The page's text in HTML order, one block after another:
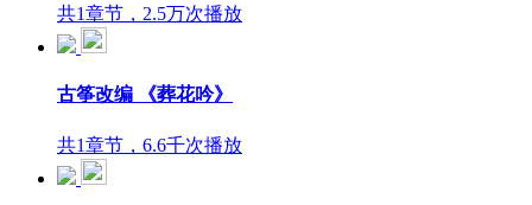
共1章节，2.5万次播放
古筝改编 《葬花吟》
共1章节，6.6千次播放